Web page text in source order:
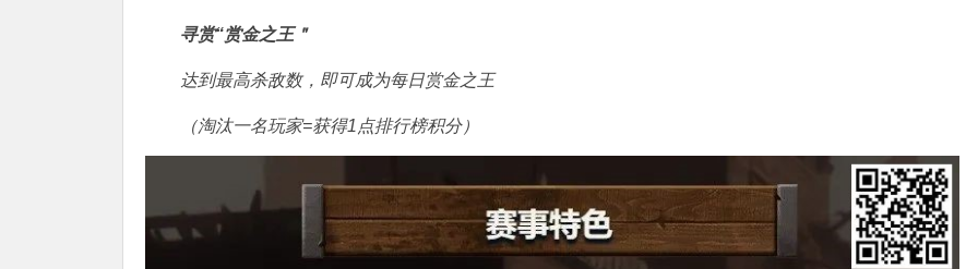
寻赏“赏金之王＂
达到最高杀敌数，即可成为每日赏金之王
（淘汰一名玩家=获得1点排行榜积分）